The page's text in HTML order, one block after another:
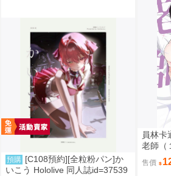
預購 [C108預約][全粒粉パン]か
いこう Hololive 同人誌id=37539
員林卡
老師（
采書套)
售價